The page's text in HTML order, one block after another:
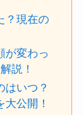
？現在の
が変わっ
説！
はいつ？
公開！